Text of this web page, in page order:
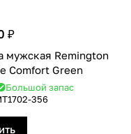
₽
мужская Remington
Сomfort Green
Большой запас
356